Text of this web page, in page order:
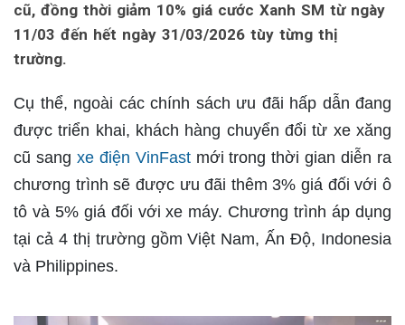
cũ, đồng thời giảm 10% giá cước Xanh SM từ ngày
11/03 đến hết ngày 31/03/2026 tùy từng thị
trường.
Cụ thể, ngoài các chính sách ưu đãi hấp dẫn đang
được triển khai, khách hàng chuyển đổi từ xe xăng
cũ sang xe điện VinFastmới trong thời gian diễn ra
chương trình sẽ được ưu đãi thêm 3% giá đối với ô
tô và 5% giá đối với xe máy. Chương trình áp dụng
tại cả 4 thị trường gồm Việt Nam, Ấn Độ, Indonesia
và Philippines.